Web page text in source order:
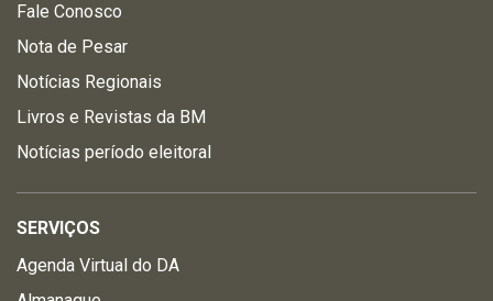
Fale Conosco
Nota de Pesar
Notícias Regionais
Livros e Revistas da BM
Notícias período eleitoral
SERVIÇOS
Agenda Virtual do DA